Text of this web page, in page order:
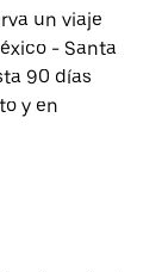
un viaje
- Santa
90 días
y en